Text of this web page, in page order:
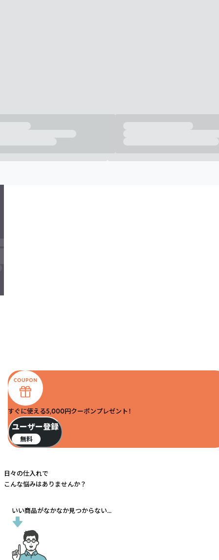
すぐに使える5,000円クーポンプレゼント！
ユーザー登録
無料
日々の仕入れで
こんな悩みはありませんか？
いい商品がなかなか見つからない...